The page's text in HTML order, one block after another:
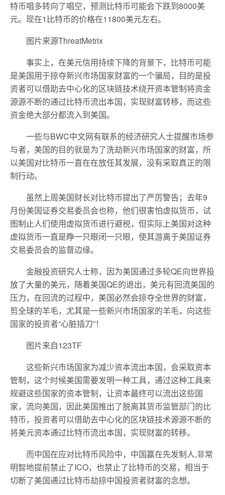
特币唱多转向了唱空，预测比特币可能会下跌到8000美
元。现在1比特币的价格在11800美元左右。
图片来源ThreatMetrix
事实上，在美元信用持续下降的背景下，比特币可能
是美国用于掠夺新兴市场国家财富的一个骗局，目的是投
资者可以借助去中心化的区块链技术绕开资本管制将资金
源源不断的通过比特币流出本国，实现财富转移，而这些
资金绝大部分都流入到美国。
一些与BWC中文网有联系的经济研究人士提醒市场参
与者，美国的目的就是为了洗劫新兴市场国家的财富，所
以美国对比特币一直在在放任其发展，没有采取真正的限
制行动。
虽然上周美国财长对比特币提出了严厉警告；去年9
月份美国证券交易委员会也称，他们很害怕虚拟货币，试
图制止人们使用虚拟货币进行避税，但实际上美国对这种
虚拟货币一直是睁一只眼闭一只眼，使其游离于美国证券
交易委员会的监督边缘。
金融投资研究人士称，因为美国通过多轮QE向世界投
放了大量的美元，随着美国QE的退出，美元有回流美国的
压力，在回流的过程中，美国必然会掠夺全世界的财富，
剪全球的羊毛，尤其是一些新兴市场国家的羊毛，向这些
国家的投资者“心脏插刀”！
图片来自123TF
这些新兴市场国家为减少资本流出本国，会采取资本
管制，这个时候美国需要发明一种工具，通过这种工具来
规避这些国家的资本管制，让资本最终可以流出这些国
家，流向美国，因此美国推出了脱离其货币监管部门的比
特币，投资者可以借助去中心化的区块链技术源源不断的
将美元资本通过比特币流出本国，实现财富的转移。
而中国在应对比特币风险中，中国赢在先发制人,非常
明智地提前禁止了ICO，也禁止了比特币的交易，相当于
切断了美国通过比特币劫掠中国投资者财富的念想。